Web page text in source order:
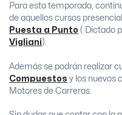
Para esta temporada,
de aquellos cursos
Puesta a Punto ( Dictado
Vigliani ).
Además se podrán realizar
Compuestos y los nuevos
Motores de Carreras.